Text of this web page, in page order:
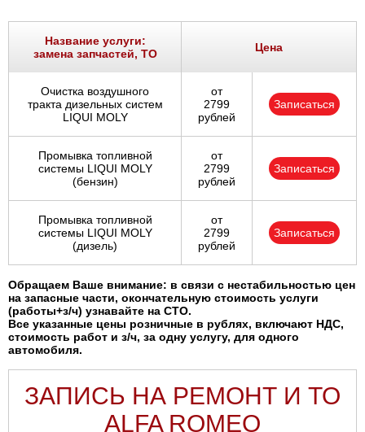
Ростов-на-Дону
Самара
Санкт-Петербург
Саратов
Солнцево
Сочи
Сургут
Тольятти
Тула
Тюмень
Ульяновск
Название услуги:
замена запчастей, ТО
Цена
Очистка воздушного
тракта дизельных систем
LIQUI MOLY
от
2799
рублей
Записаться
Промывка топливной
системы LIQUI MOLY
(бензин)
от
2799
рублей
Записаться
Промывка топливной
системы LIQUI MOLY
(дизель)
от
2799
рублей
Записаться
Обращаем Ваше внимание: в связи с нестабильностью цен
на запасные части, окончательную стоимость услуги
(работы+з/ч) узнавайте на СТО.
Все указанные цены розничные в рублях, включают НДС,
стоимость работ и з/ч, за одну услугу, для одного
автомобиля.
ЗАПИСЬ НА РЕМОНТ И ТО
ALFA ROMEO